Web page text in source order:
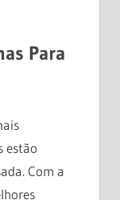
Para
estão
Com a